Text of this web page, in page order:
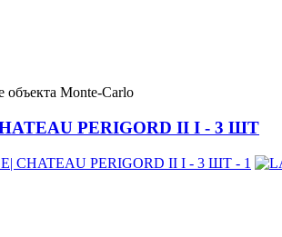
Monte-Carlo
PERIGORD II I - 3 ШТ